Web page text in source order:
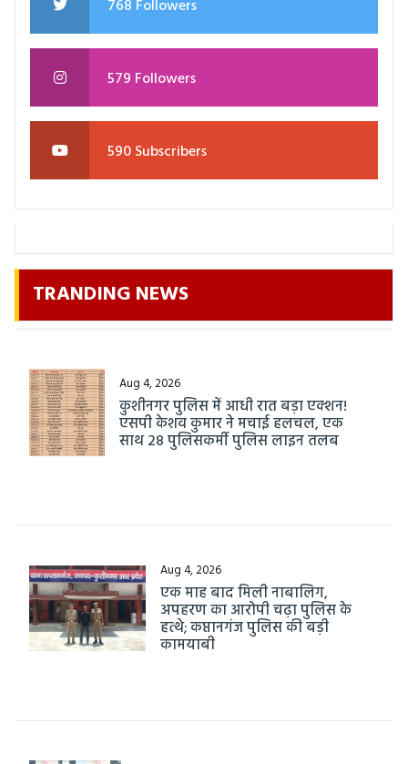
768 Followers
579 Followers
590 Subscribers
TRANDING NEWS
Aug 4, 2026
कुशीनगर पुलिस में आधी रात बड़ा एक्शन!
एसपी केशव कुमार ने मचाई हलचल, एक
साथ 28 पुलिसकर्मी पुलिस लाइन तलब
Aug 4, 2026
एक माह बाद मिली नाबालिग,
अपहरण का आरोपी चढ़ा पुलिस के
हत्थे; कप्तानगंज पुलिस की बड़ी
कामयाबी